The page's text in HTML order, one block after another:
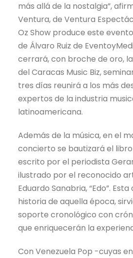
más allá de la nostalgia”,
Ventura, de Ventura
Oz Show produce este
de Álvaro Ruiz de
cerrará, con broche de oro,
del Caracas Music Biz,
tres días reunirá a los más
expertos de la industria
latinoamericana.
Además de la música, en el
concierto se bautizará el libro
escrito por el periodista
ilustrado por el reconocido
Eduardo Sanabria, “Edo”.
historia de aquella época,
soporte cronológico con
que enriquecerán la
Con Venezuela Pop -cuyas